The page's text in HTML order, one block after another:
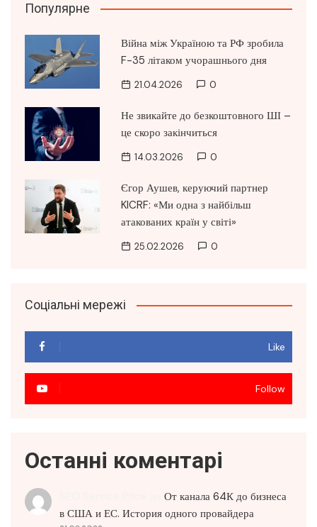
Популярне
Війна між Україною та РФ зробила
F-35 літаком учорашнього дня
21.04.2026 0
Не звикайте до безкоштовного ШІ –
це скоро закінчиться
14.03.2026 0
Єгор Аушев, керуючий партнер
KICRF: «Ми одна з найбільш
атакованих країн у світі»
25.02.2026 0
Соціальні мережі
Like
Follow
Останні коментарі
От канала 64К до бизнеса
в США и ЕС. История одного провайдера